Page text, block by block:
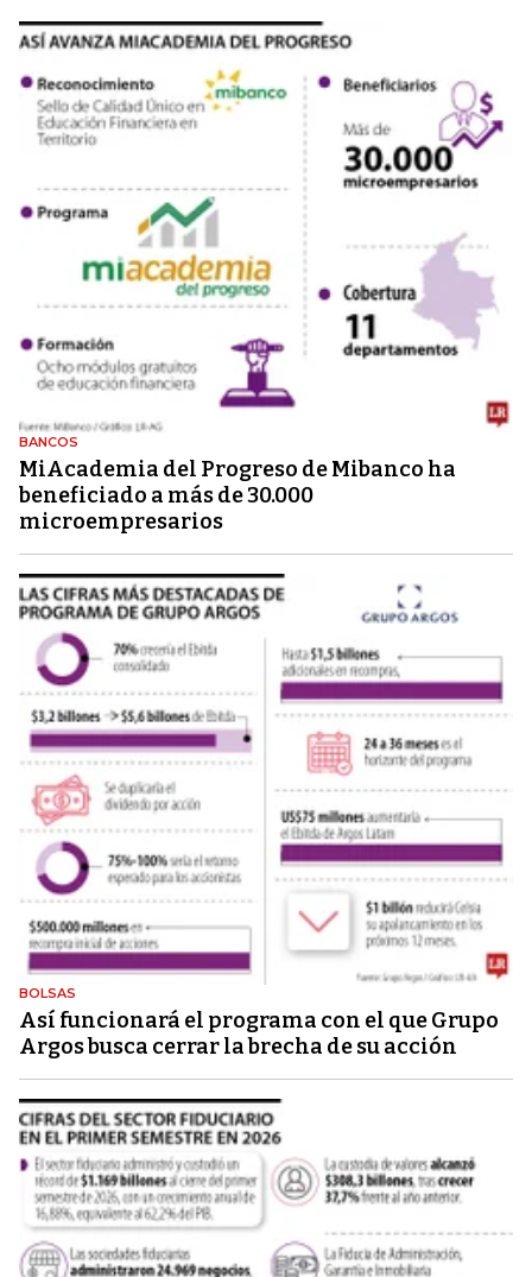
BANCOS
MiAcademia del Progreso de Mibanco ha
beneficiado a más de 30.000
microempresarios
BOLSAS
Así funcionará el programa con el que Grupo
Argos busca cerrar la brecha de su acción